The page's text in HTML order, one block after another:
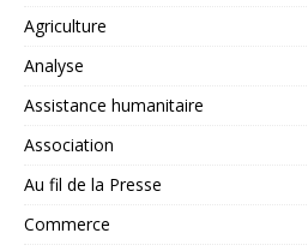
Agriculture
Analyse
Assistance humanitaire
Association
Au fil de la Presse
Commerce